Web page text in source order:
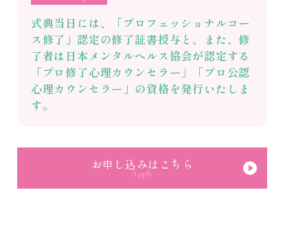
式典当日には、「プロフェッショナルコー
ス修了」認定の修了証書授与と、また、修
了者は日本メンタルヘルス協会が認定する
「プロ修了心理カウンセラー」「プロ公認
心理カウンセラー」の資格を発行いたしま
す。
お申し込みはこちら
Apply